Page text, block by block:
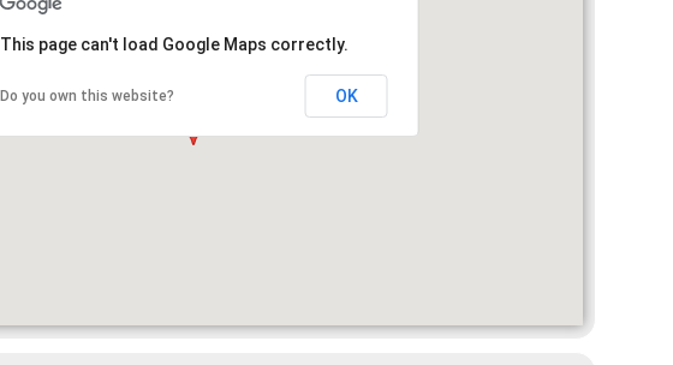
This page can't load Google Maps correctly.
Do you own this website? OK